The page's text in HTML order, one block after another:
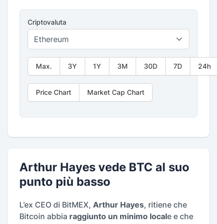
Criptovaluta
Max. 3Y 1Y 3M 30D 7D 24h
Price Chart Market Cap Chart
Arthur Hayes vede BTC al suo
punto più basso
L’ex CEO di BitMEX, Arthur Hayes, ritiene che
Bitcoin abbia raggiunto un minimo locale e che